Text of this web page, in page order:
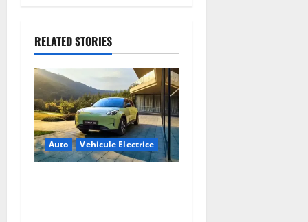
g
a
t
i
o
RELATED STORIES
Auto Vehicule Electrice